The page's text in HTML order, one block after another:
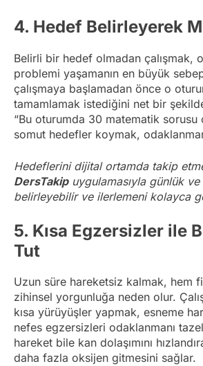
4. Hedef Belirleyerek
Belirli bir hedef olmadan çalışmak,
problemi yaşamanın en büyük
çalışmaya başlamadan önce o
tamamlamak istediğini net bir
“Bu oturumda 30 matematik sorusu
somut hedefler koymak,
Hedeflerini dijital ortamda takip
DersTakipuygulamasıyla günlük ve
belirleyebilir ve ilerlemeni kolayca
5. Kısa Egzersizler ile
Tut
Uzun süre hareketsiz kalmak, hem
zihinsel yorgunluğa neden olur.
kısa yürüyüşler yapmak, esneme
nefes egzersizleri odaklanmanı
hareket bile kan dolaşımını
daha fazla oksijen gitmesini sağlar.